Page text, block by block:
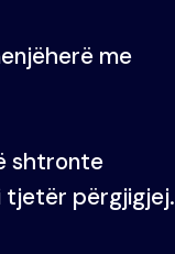
me
shtronte
tjetër përgjigjej.